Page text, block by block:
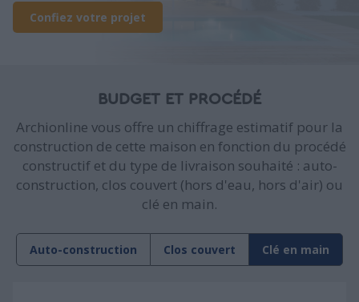
Confiez votre projet
BUDGET ET PROCÉDÉ
Archionline vous offre un chiffrage estimatif pour la
construction de cette maison en fonction du procédé
constructif et du type de livraison souhaité : auto-
construction, clos couvert (hors d'eau, hors d'air) ou
clé en main.
Auto-construction Clos couvert Clé en main